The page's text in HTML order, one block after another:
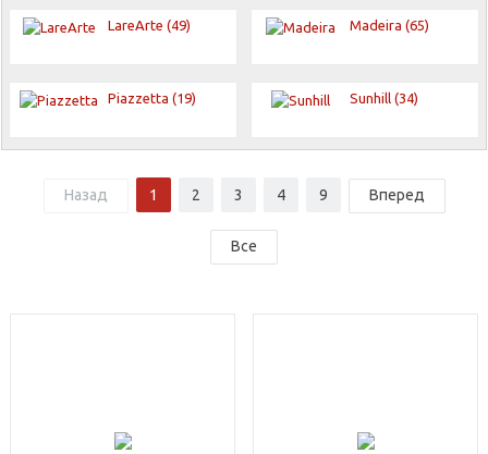
LareArte (49) Madeira (65)
Piazzetta (19) Sunhill (34)
Назад 1 2 3 4 9 Вперед
Все